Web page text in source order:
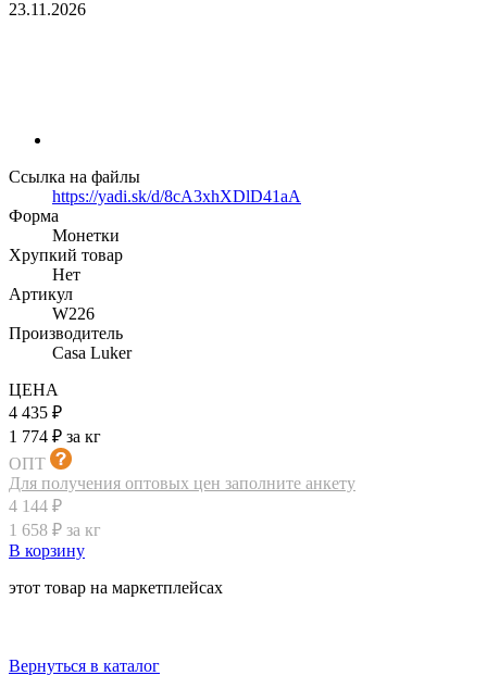
23.11.2026
Ссылка на файлы
https://yadi.sk/d/8cA3xhXDlD41aA
Форма
Монетки
Хрупкий товар
Нет
Артикул
W226
Производитель
Casa Luker
ЦЕНА
4 435 ₽
1 774 ₽ за кг
ОПТ
Для получения оптовых цен заполните анкету
4 144 ₽
1 658 ₽ за кг
В корзину
этот товар на маркетплейсах
Вернуться в каталог